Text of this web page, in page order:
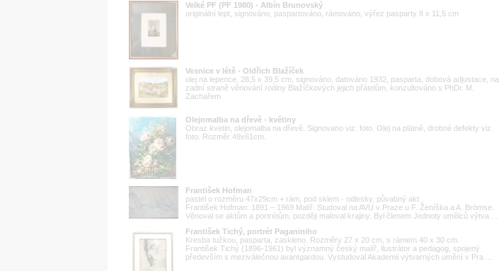
Velké PF (PF 1980) - Albín Brunovský
originální lept, signováno, paspartováno, rámováno, výřez pasparty 8 x 11,5 cm
Vesnice v létě - Oldřich Blažíček
olej na lepence, 28,5 x 39,5 cm, signováno, datováno 1932, pasparta, dobová adjustace, na
zadní straně věnování rodiny Blažíčkových jejich přátelům, konzultováno s PhDr. M.
Zachařem
Olejomalba na dřevě - květiny
Obraz kvetin, olejomalba na dřevě. Signovano viz. foto. Olej na plátně, drobné defekty viz.
foto. Rozměr 49x61cm.
František Hofman
pastel o rozměru 47x29cm + rám, pod sklem - odlesky, půvabný akt
František Hofman: 1891 – 1969 Malíř. Studoval na AVU v Praze u F. Ženíška a A. Brömse.
Věnoval se aktům a portrétům, později maloval krajiny. Byl členem Jednoty umělců výtva ...
František Tichý, portrét Paganiniho
Kresba tužkou, pasparta, zaskleno. Rozměry 27 x 20 cm, s rámem 40 x 30 cm.
František Tichý (1896-1961) byl významný český malíř, ilustrátor a pedagog, spojený
především s meziválečnou avantgardou. Vystudoval Akademii výtvarných umění v Pra ...